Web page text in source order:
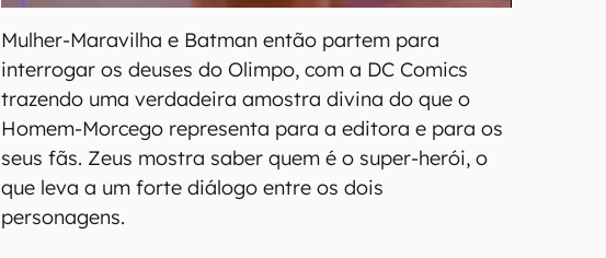
Mulher-Maravilha e Batman então partem para
interrogar os deuses do Olimpo, com a DC Comics
trazendo uma verdadeira amostra divina do que o
Homem-Morcego representa para a editora e para os
seus fãs. Zeus mostra saber quem é o super-herói, o
que leva a um forte diálogo entre os dois
personagens.